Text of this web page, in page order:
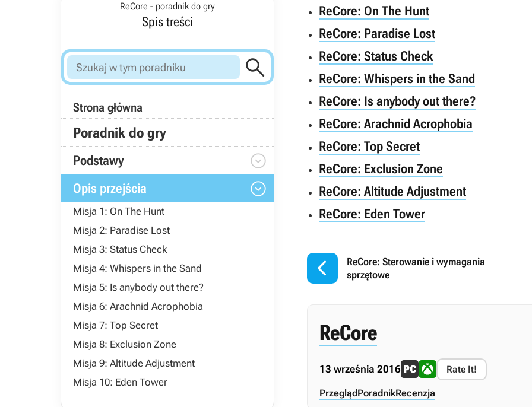
ReCore - poradnik do gry
Spis treści

Strona główna
Poradnik do gry
Podstawy 
Opis przejścia 
Misja 1: On The Hunt
Misja 2: Paradise Lost
Misja 3: Status Check
Misja 4: Whispers in the Sand
Misja 5: Is anybody out there?
Misja 6: Arachnid Acrophobia
Misja 7: Top Secret
Misja 8: Exclusion Zone
Misja 9: Altitude Adjustment
Misja 10: Eden Tower
ReCore: On The Hunt
ReCore: Paradise Lost
ReCore: Status Check
ReCore: Whispers in the Sand
ReCore: Is anybody out there?
ReCore: Arachnid Acrophobia
ReCore: Top Secret
ReCore: Exclusion Zone
ReCore: Altitude Adjustment
ReCore: Eden Tower

ReCore: Sterowanie i wymagania
sprzętowe
ReCore
13 września 2016 Rate It!
PrzeglądPoradnikRecenzja